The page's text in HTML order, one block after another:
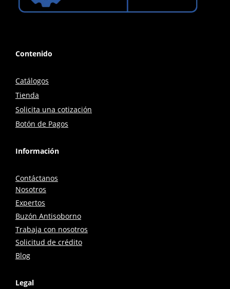
Contenido
Catálogos
Tienda
Solicita una cotización
Botón de Pagos
Información
Contáctanos
Nosotros
Expertos
Buzón Antisoborno
Trabaja con nosotros
Solicitud de crédito
Blog
Legal